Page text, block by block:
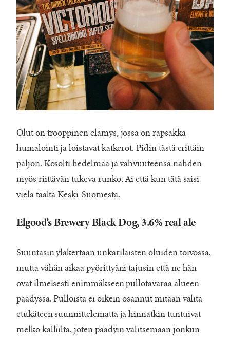
Olut on trooppinen elämys, jossa on rapsakka
humalointi ja loistavat katkerot. Pidin tästä erittäin
paljon. Kosolti hedelmää ja vahvuuteensa nähden
myös riittävän tukeva runko. Ai että kun tätä saisi
vielä täältä Keski-Suomesta.
Elgood’s Brewery Black Dog, 3.6% real ale
Suuntasin yläkertaan unkarilaisten oluiden toivossa,
mutta vähän aikaa pyörittyäni tajusin että ne hän
ovat ilmeisesti enimmäkseen pullotavaraa alueen
päädyssä. Pulloista ei oikein osannut mitään valita
etukäteen suunnittelematta ja hinnatkin tuntuivat
melko kalliilta, joten päädyin valitsemaan jonkun